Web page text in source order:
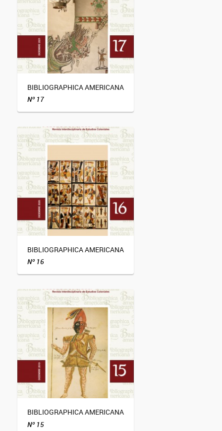
BIBLIOGRAPHICA AMERICANA
Nº 17
BIBLIOGRAPHICA AMERICANA
Nº 16
BIBLIOGRAPHICA AMERICANA
Nº 15